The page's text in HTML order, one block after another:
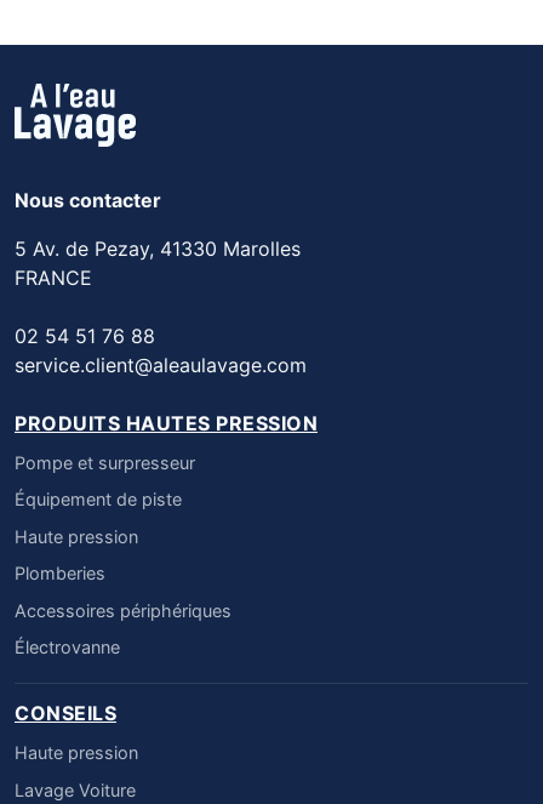
Nous contacter
5 Av. de Pezay, 41330 Marolles
FRANCE
02 54 51 76 88
service.client@aleaulavage.com
PRODUITS HAUTES PRESSION
Pompe et surpresseur
Équipement de piste
Haute pression
Plomberies
Accessoires périphériques
Électrovanne
CONSEILS
Haute pression
Lavage Voiture